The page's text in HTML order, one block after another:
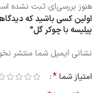
هنوز بررسی‌ای ثبت نشده
اولین کسی باشید که
پیلیسه با چوکر گل”
نشانی ایمیل شما منتشر
امتیاز شما*